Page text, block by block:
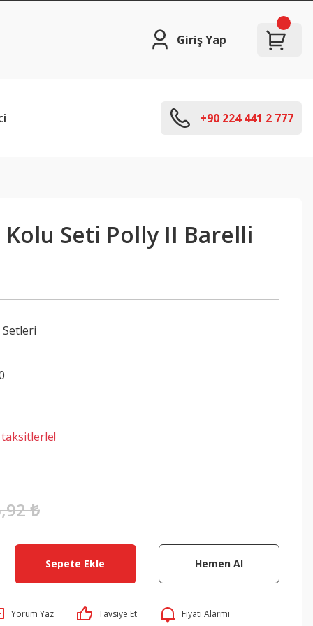
Giriş Yap
+90 224 441 2 777
Kolu Seti Polly II Barelli
Setleri
₺
Sepete Ekle Hemen Al
Yorum Yaz Tavsiye Et Fiyatı Alarmı